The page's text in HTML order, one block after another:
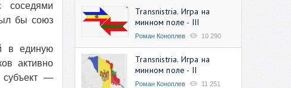
соседями
бы союз
в единую
активно
субъект —
Transnistria. Игра на
минном поле - III
Роман Коноплев 10 290
Transnistria. Игра на
минном поле - II
Роман Коноплев 11 251